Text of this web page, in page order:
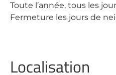
Toute l’année, tous les
Fermeture les jours de
Localisation